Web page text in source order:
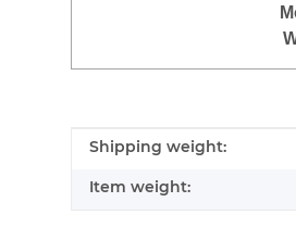
Item information
Value
Shipping weight:
Item weight: